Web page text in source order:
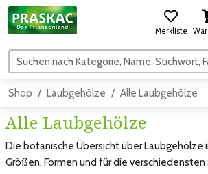
Merkliste
Shop Laubgehölze Alle Laubgehölze
Alle Laubgehölze
Die botanische Übersicht über Laubgehölze
Größen, Formen und für die